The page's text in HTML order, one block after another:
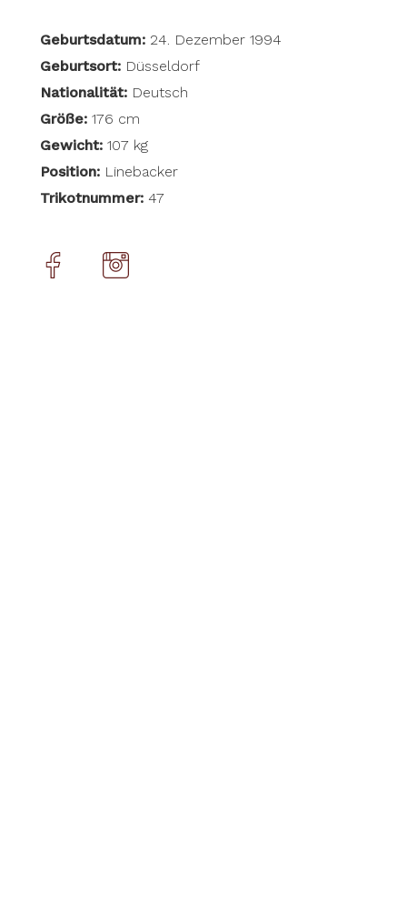
Geburtsdatum: 24. Dezember 1994
Geburtsort: Düsseldorf
Nationalität: Deutsch
Größe:176 cm
Gewicht:107 kg
Position: Linebacker
Trikotnummer:47